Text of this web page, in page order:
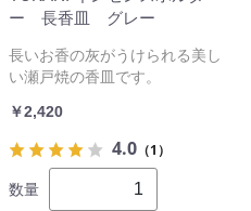
ー 長香皿 グレー
長いお香の灰がうけられる美し
い瀬戸焼の香皿です。
￥2,420
4.0 （1）
数量